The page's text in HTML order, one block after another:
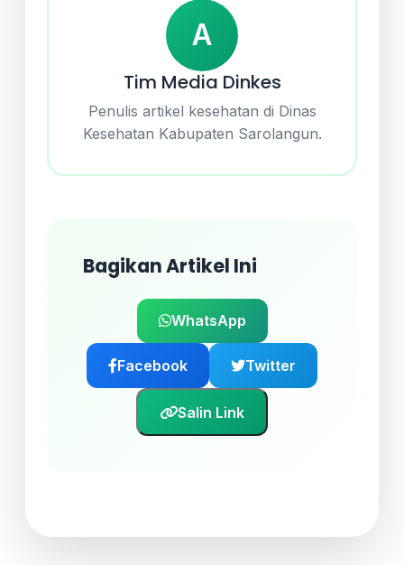
A
Tim Media Dinkes
Penulis artikel kesehatan di Dinas
Kesehatan Kabupaten Sarolangun.
Bagikan Artikel Ini
WhatsApp
Facebook Twitter
Salin Link